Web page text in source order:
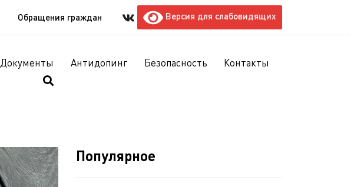
Обращения граждан Версия для слабовидящих
Документы Антидопинг Безопасность Контакты
Популярное